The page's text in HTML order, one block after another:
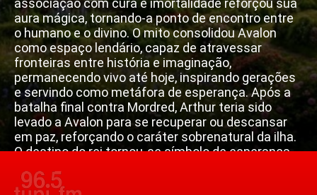
associação com cura e imortalidade reforçou sua
aura mágica, tornando-a ponto de encontro entre
o humano e o divino. O mito consolidou Avalon
como espaço lendário, capaz de atravessar
fronteiras entre história e imaginação,
permanecendo vivo até hoje, inspirando gerações
e servindo como metáfora de esperança. Após a
batalha final contra Mordred, Arthur teria sido
levado a Avalon para se recuperar ou descansar
em paz, reforçando o caráter sobrenatural da ilha.
O destino do rei tornou-se símbolo de esperança,
necessidade.